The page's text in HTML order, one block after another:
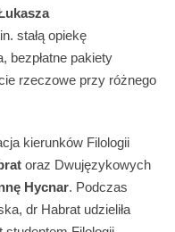
stałą opiekę
bezpłatne pakiety
rzeczowe przy różnego
kierunków Filologii
oraz Dwujęzykowych
Hycnar. Podczas
dr Habrat udzieliła